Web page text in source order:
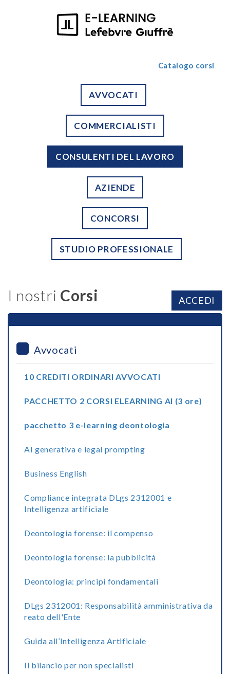
Catalogo corsi
AVVOCATI
COMMERCIALISTI
CONSULENTI DEL LAVORO
AZIENDE
CONCORSI
STUDIO PROFESSIONALE
I nostri Corsi ACCEDI
Avvocati
10 CREDITI ORDINARI AVVOCATI
PACCHETTO 2 CORSI ELEARNING AI (3 ore)
pacchetto 3 e-learning deontologia
AI generativa e legal prompting
Business English
Compliance integrata DLgs 2312001 e
Intelligenza artificiale
Deontologia forense: il compenso
Deontologia forense: la pubblicità
Deontologia: principi fondamentali
DLgs 2312001: Responsabilità amministrativa da
reato dell'Ente
Guida all’Intelligenza Artificiale
Il bilancio per non specialisti